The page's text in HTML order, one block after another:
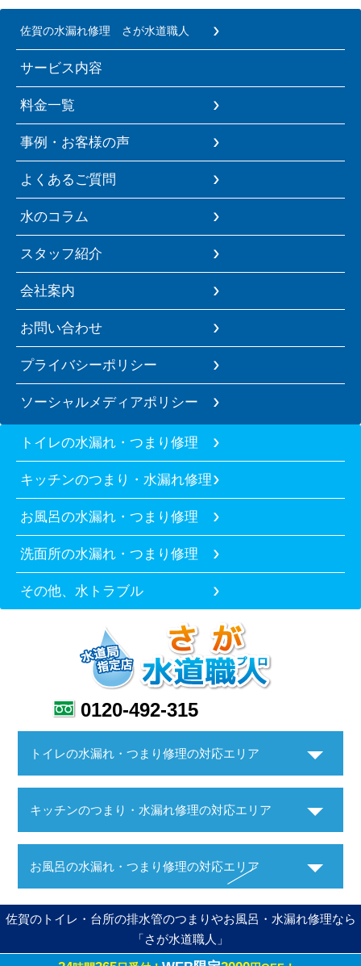
佐賀の水漏れ修理 さが水道職人
サービス内容
料金一覧
事例・お客様の声
よくあるご質問
水のコラム
スタッフ紹介
会社案内
お問い合わせ
プライバシーポリシー
ソーシャルメディアポリシー
トイレの水漏れ・つまり修理
キッチンのつまり・水漏れ修理
お風呂の水漏れ・つまり修理
洗面所の水漏れ・つまり修理
その他、水トラブル
0120-492-315
トイレの水漏れ・つまり修理の対応エリア
キッチンのつまり・水漏れ修理の対応エリア
お風呂の水漏れ・つまり修理の対応エリア
佐賀のトイレ・台所の排水管のつまりやお風呂・水漏れ修理なら
「さが水道職人」